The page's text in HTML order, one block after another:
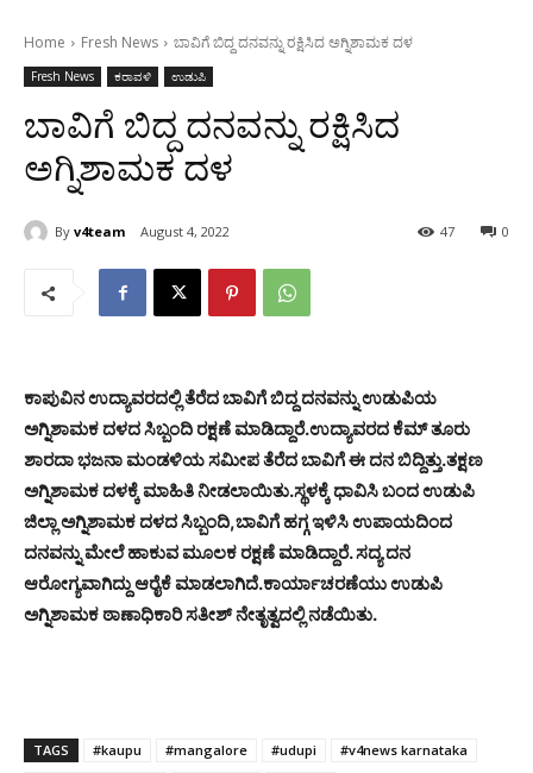
Home Fresh News ಬಾವಿಗೆ ಬಿದ್ದ ದನವನ್ನು ರಕ್ಷಿಸಿದ ಅಗ್ನಿಶಾಮಕ ದಳ
Fresh News ಕರಾವಳಿ ಉಡುಪಿ
ಬಾವಿಗೆ ಬಿದ್ದ ದನವನ್ನು ರಕ್ಷಿಸಿದ
ಅಗ್ನಿಶಾಮಕ ದಳ
By v4team August 4, 2022 0
47
ಕಾಪುವಿನ ಉದ್ಯಾವರದಲ್ಲಿ ತೆರೆದ ಬಾವಿಗೆ ಬಿದ್ದ ದನವನ್ನು ಉಡುಪಿಯ
ಅಗ್ನಿಶಾಮಕ ದಳದ ಸಿಬ್ಬಂದಿ ರಕ್ಷಣೆ ಮಾಡಿದ್ದಾರೆ.ಉದ್ಯಾವರದ ಕೆಮ್ ತೂರು
ಶಾರದಾ ಭಜನಾ ಮಂಡಳಿಯ ಸಮೀಪ ತೆರೆದ ಬಾವಿಗೆ ಈ ದನ ಬಿದ್ದಿತ್ತು.ತಕ್ಷಣ
ಅಗ್ನಿಶಾಮಕ ದಳಕ್ಕೆ ಮಾಹಿತಿ ನೀಡಲಾಯಿತು.ಸ್ಥಳಕ್ಕೆ ಧಾವಿಸಿ ಬಂದ ಉಡುಪಿ
ಜಿಲ್ಲಾ ಅಗ್ನಿಶಾಮಕ ದಳದ ಸಿಬ್ಬಂದಿ,ಬಾವಿಗೆ ಹಗ್ಗ ಇಳಿಸಿ ಉಪಾಯದಿಂದ
ದನವನ್ನು ಮೇಲೆ ಹಾಕುವ ಮೂಲಕ ರಕ್ಷಣೆ ಮಾಡಿದ್ದಾರೆ. ಸದ್ಯ ದನ
ಆರೋಗ್ಯವಾಗಿದ್ದು ಆರೈಕೆ ಮಾಡಲಾಗಿದೆ.ಕಾರ್ಯಾಚರಣೆಯು ಉಡುಪಿ
ಅಗ್ನಿಶಾಮಕ ಠಾಣಾಧಿಕಾರಿ ಸತೀಶ್ ನೇತೃತ್ವದಲ್ಲಿ ನಡೆಯಿತು.
TAGS #kaupu #mangalore #udupi
#v4news karnataka